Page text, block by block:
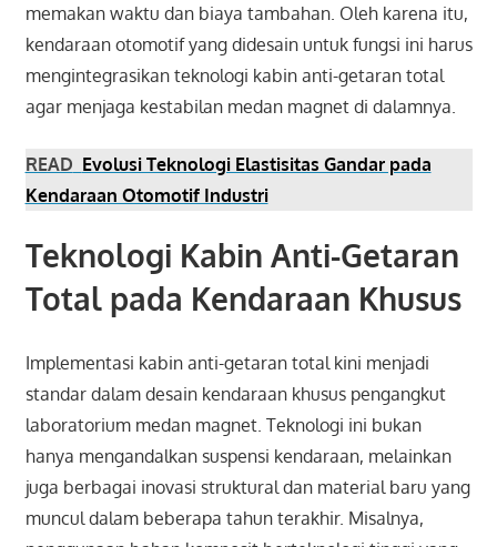
memakan waktu dan biaya tambahan. Oleh karena itu,
kendaraan otomotif yang didesain untuk fungsi ini harus
mengintegrasikan teknologi kabin anti-getaran total
agar menjaga kestabilan medan magnet di dalamnya.
READ Evolusi Teknologi Elastisitas Gandar pada
Kendaraan Otomotif Industri
Teknologi Kabin Anti-Getaran
Total pada Kendaraan Khusus
Implementasi kabin anti-getaran total kini menjadi
standar dalam desain kendaraan khusus pengangkut
laboratorium medan magnet. Teknologi ini bukan
hanya mengandalkan suspensi kendaraan, melainkan
juga berbagai inovasi struktural dan material baru yang
muncul dalam beberapa tahun terakhir. Misalnya,